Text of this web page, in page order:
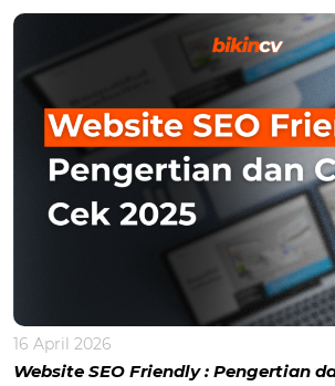
16 April 2026
Website SEO Friendly : Pengertian